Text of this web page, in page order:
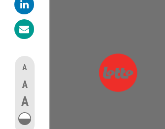
Linkedin
A
A
A
augmenter